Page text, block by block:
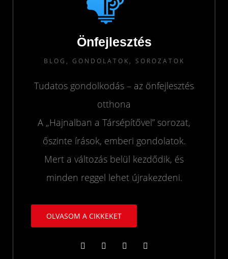
Önfejlesztés
BLOG, GONDOLATOK, SOROZATOK
Tudatos gondolkodás – az önfejlesztés
otthona
A „Hajnalban a Társépítővel” sorozat,
őszinte írások, emberi gondolatok.
Mert a változás belül kezdődik, és
minden reggel lehet újrakezdeni.
OLVASOM A CIKKEKET